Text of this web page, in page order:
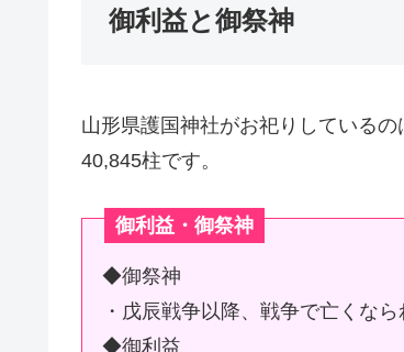
御利益と御祭神
山形県護国神社がお祀りしている
40,845柱です。
御利益・御祭神
◆御祭神
・戊辰戦争以降、戦争で亡くな
◆御利益